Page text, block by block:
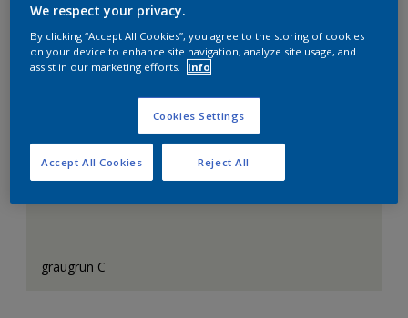
FARBAUSWAHL
Das perfekte Weiß
graugrün C
We respect your privacy.
By clicking “Accept All Cookies”, you agree to the storing of cookies
on your device to enhance site navigation, analyze site usage, and
assist in our marketing efforts.
Info
Cookies Settings
Reject All
Accept All Cookies